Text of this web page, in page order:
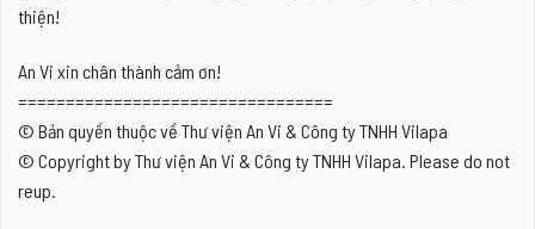
thiện!
An Vi xin chân thành cảm ơn!
=================================
© Bản quyền thuộc về Thư viện An Vi & Công ty TNHH Vilapa
© Copyright by Thư viện An Vi & Công ty TNHH Vilapa. Please do not
reup.